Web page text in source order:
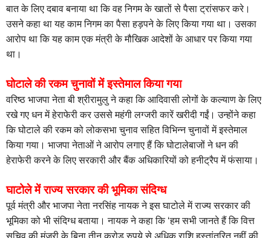
बात के लिए दबाव बनाया था कि वह निगम के खातों से पैसा ट्रांसफर करे।
उसने कहा था यह काम निगम का पैसा हड़पने के लिए किया गया था। उसका
आरोप था कि यह काम एक मंत्री के मौखिक आदेशों के आधार पर किया गया
था।
घोटाले की रकम चुनावों में इस्तेमाल किया गया
वरिष्ठ भाजपा नेता बी श्रीरामुलु ने कहा कि आदिवासी लोगों के कल्याण के लिए
रखे गए धन में हेराफेरी कर उससे महंगी लग्जरी कारें खरीदी गईं। उन्होंने कहा
कि घोटाले की रकम को लोकसभा चुनाव सहित विभिन्न चुनावों में इस्तेमाल
किया गया। भाजपा नेताओं ने आरोप लगाए हैं कि घोटालेबाजों ने धन की
हेराफेरी करने के लिए सरकारी और बैंक अधिकारियों को हनीट्रैप में फंसाया।
घाटोले में राज्य सरकार की भूमिका संदिग्ध
पूर्व मंत्री और भाजपा नेता नरसिंह नायक ने इस घाटोले में राज्य सरकार की
भूमिका को भी संदिग्ध बताया। नायक ने कहा कि ‘हम सभी जानते हैं कि वित्त